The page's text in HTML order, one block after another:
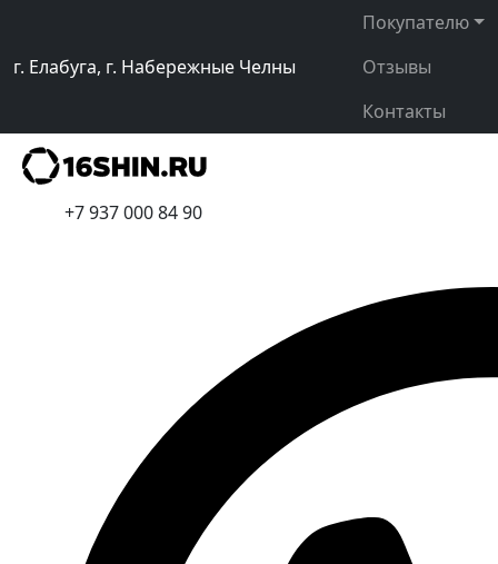
г. Елабуга, г. Набережные Челны
Покупателю
Отзывы
Контакты
+7 937 000 84 90